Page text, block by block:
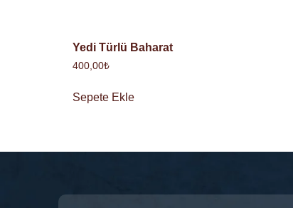
Yedi Türlü Baharat
400,00₺
Sepete Ekle